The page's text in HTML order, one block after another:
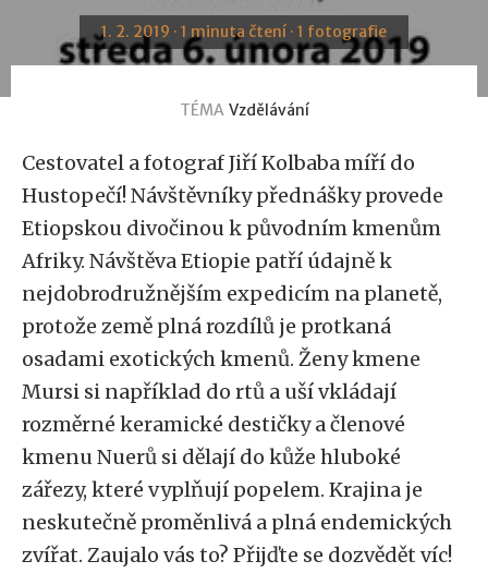
1. 2. 2019 · 1 minuta čtení · 1 fotografie
TÉMA Vzdělávání
Cestovatel a fotograf Jiří Kolbaba míří do
Hustopečí! Návštěvníky přednášky provede
Etiopskou divočinou k původním kmenům
Afriky. Návštěva Etiopie patří údajně k
nejdobrodružnějším expedicím na planetě,
protože země plná rozdílů je protkaná
osadami exotických kmenů. Ženy kmene
Mursi si například do rtů a uší vkládají
rozměrné keramické destičky a členové
kmenu Nuerů si dělají do kůže hluboké
zářezy, které vyplňují popelem. Krajina je
neskutečně proměnlivá a plná endemických
zvířat. Zaujalo vás to? Přijďte se dozvědět víc!